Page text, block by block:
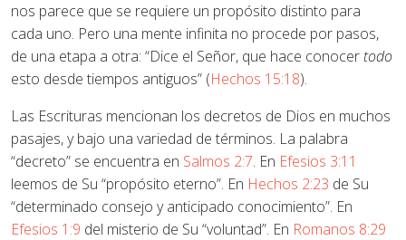
nos parece que se requiere un propósito distinto para
cada uno. Pero una mente infinita no procede por pasos,
de una etapa a otra: “Dice el Señor, que hace conocer todo
esto desde tiempos antiguos” (Hechos 15:18).
Las Escrituras mencionan los decretos de Dios en muchos
pasajes, y bajo una variedad de términos. La palabra
“decreto” se encuentra en Salmos 2:7. En Efesios 3:11
leemos de Su “propósito eterno”. En Hechos 2:23 de Su
“determinado consejo y anticipado conocimiento”. En
Efesios 1:9 del misterio de Su “voluntad”. En Romanos 8:29